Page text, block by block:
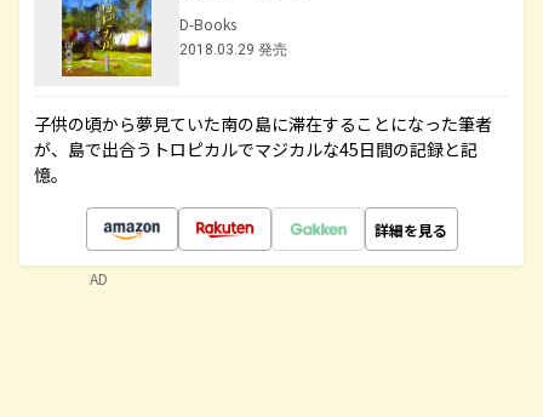
D-Books
2018.03.29 発売
子供の頃から夢見ていた南の島に滞在することになった筆者
が、島で出合うトロピカルでマジカルな45日間の記録と記
憶。
詳細を見る
AD